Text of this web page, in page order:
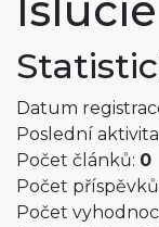
Datum
Poslední
Počet článků: 0
Počet příspěvků:
Počet